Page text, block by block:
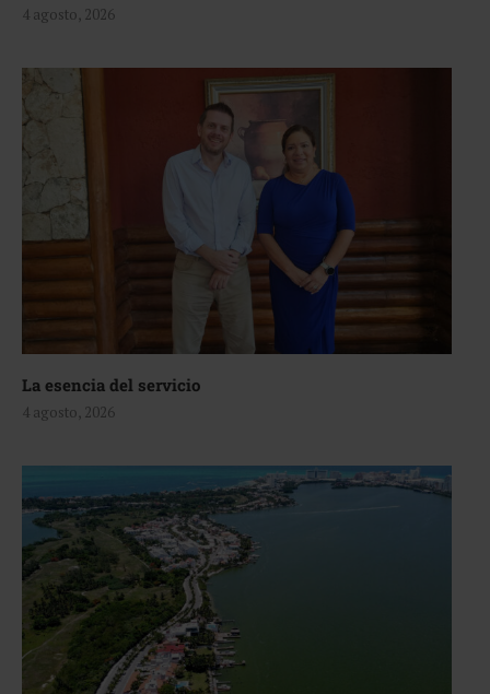
4 agosto, 2026
La esencia del servicio
4 agosto, 2026